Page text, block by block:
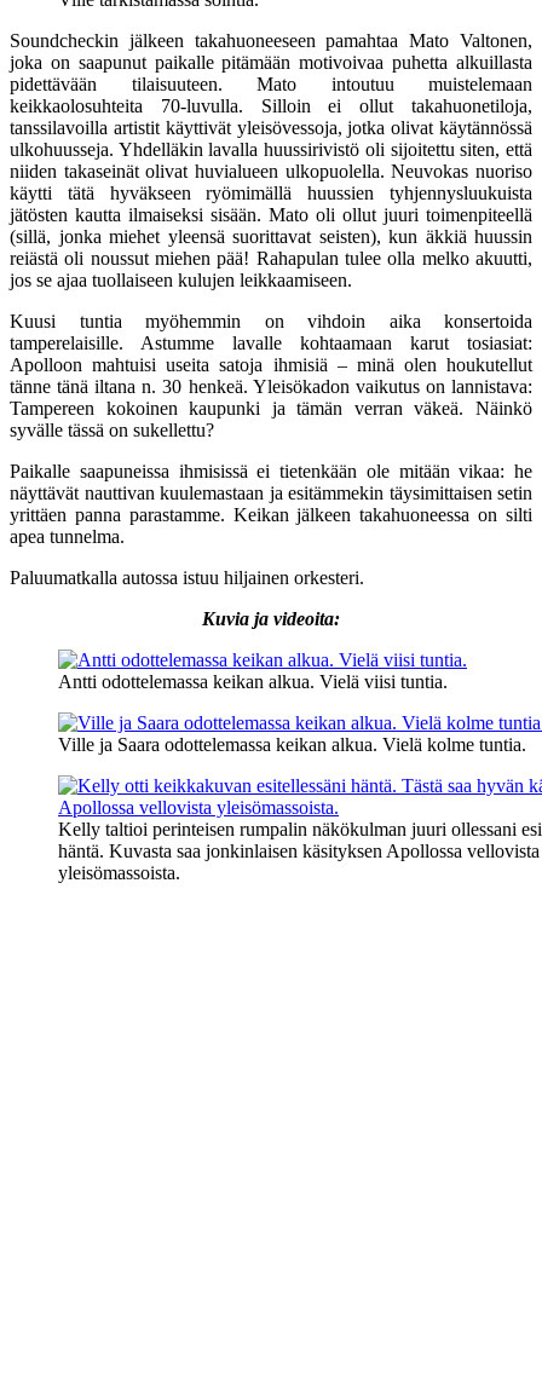
Soundcheckin jälkeen takahuoneeseen pamahtaa Mato Valtonen,
joka on saapunut paikalle pitämään motivoivaa puhetta alkuillasta
pidettävään tilaisuuteen. Mato intoutuu muistelemaan
keikkaolosuhteita 70-luvulla. Silloin ei ollut takahuonetiloja,
tanssilavoilla artistit käyttivät yleisövessoja, jotka olivat käytännössä
ulkohuusseja. Yhdelläkin lavalla huussirivistö oli sijoitettu siten, että
niiden takaseinät olivat huvialueen ulkopuolella. Neuvokas nuoriso
käytti tätä hyväkseen ryömimällä huussien tyhjennysluukuista
jätösten kautta ilmaiseksi sisään. Mato oli ollut juuri toimenpiteellä
(sillä, jonka miehet yleensä suorittavat seisten), kun äkkiä huussin
reiästä oli noussut miehen pää! Rahapulan tulee olla melko akuutti,
jos se ajaa tuollaiseen kulujen leikkaamiseen.
Kuusi tuntia myöhemmin on vihdoin aika konsertoida
tamperelaisille. Astumme lavalle kohtaamaan karut tosiasiat:
Apolloon mahtuisi useita satoja ihmisiä – minä olen houkutellut
tänne tänä iltana n. 30 henkeä. Yleisökadon vaikutus on lannistava:
Tampereen kokoinen kaupunki ja tämän verran väkeä. Näinkö
syvälle tässä on sukellettu?
Paikalle saapuneissa ihmisissä ei tietenkään ole mitään vikaa: he
näyttävät nauttivan kuulemastaan ja esitämmekin täysimittaisen setin
yrittäen panna parastamme. Keikan jälkeen takahuoneessa on silti
apea tunnelma.
Paluumatkalla autossa istuu hiljainen orkesteri.
Kuvia ja videoita:
Antti odottelemassa keikan alkua. Vielä viisi tuntia.
Ville ja Saara odottelemassa keikan alkua. Vielä kolme tuntia.
Kelly taltioi perinteisen rumpalin näkökulman juuri ollessani
häntä. Kuvasta saa jonkinlaisen käsityksen Apollossa vellovista
yleisömassoista.